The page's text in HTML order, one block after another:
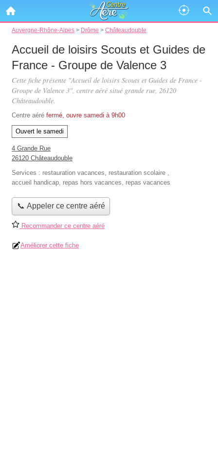
Auvergne-Rhône-Alpes > Drôme > Châteaudouble
Accueil de loisirs Scouts et Guides de
France - Groupe de Valence 3
Cette fiche présente "Accueil de loisirs Scouts et Guides de France -
Groupe de Valence 3", centre aéré situé grande rue, 26120
Châteaudouble.
Centre aéré fermé, ouvre samedi à 9h00
Ouvert le samedi
4 Grande Rue
26120 Châteaudouble
Services : restauration vacances, restauration scolaire ,
accueil handicap, repas hors vacances, repas vacances
📞 Appeler ce centre aéré
Recommander ce centre aéré
Améliorer cette fiche